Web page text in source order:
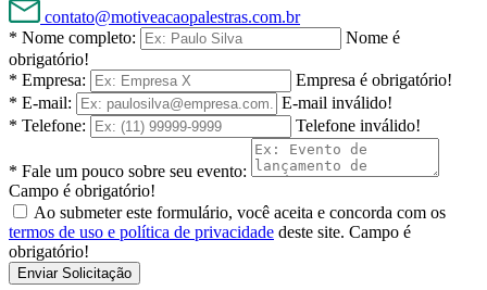
contato@motiveacaopalestras.com.br
* Nome completo:
Nome é
obrigatório!
* Empresa:
Empresa é obrigatório!
* E-mail:
E-mail inválido!
* Telefone:
Telefone inválido!
* Fale um pouco sobre seu evento:
Campo é obrigatório!
Ao submeter este formulário, você aceita e concorda com os
termos de uso e política de privacidade deste site. Campo é
obrigatório!
Enviar Solicitação